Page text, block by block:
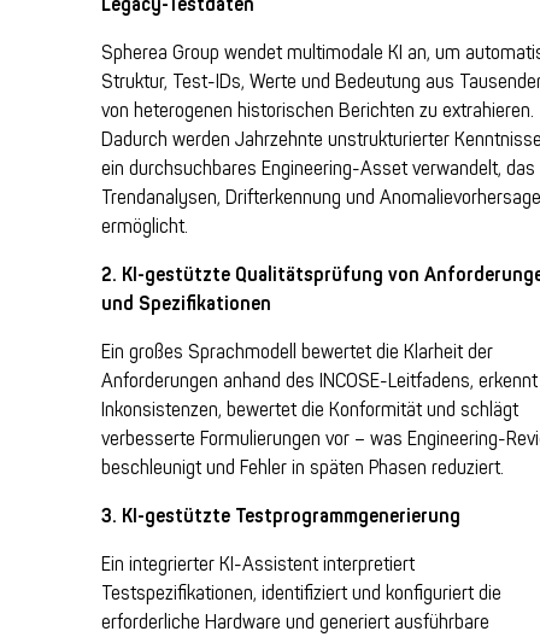
Spherea Group wendet multimodale KI an, um
Struktur, Test-IDs, Werte und Bedeutung aus
von heterogenen historischen Berichten zu extrahieren.
Dadurch werden Jahrzehnte unstrukturierter
ein durchsuchbares Engineering-Asset verwandelt, das
Trendanalysen, Drifterkennung und Anomalievorhersage
ermöglicht.
2. KI-gestützte Qualitätsprüfung von
und Spezifikationen
Ein großes Sprachmodell bewertet die Klarheit der
Anforderungen anhand des INCOSE-Leitfadens, erkennt
Inkonsistenzen, bewertet die Konformität und schlägt
verbesserte Formulierungen vor – was Engineering-
beschleunigt und Fehler in späten Phasen reduziert.
3. KI-gestützte Testprogrammgenerierung
Ein integrierter KI-Assistent interpretiert
Testspezifikationen, identifiziert und konfiguriert die
erforderliche Hardware und generiert ausführbare